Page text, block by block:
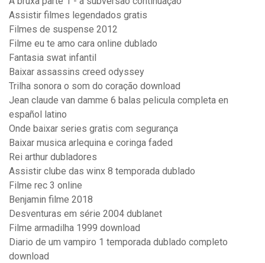
Assistir filmes legendados gratis
Filmes de suspense 2012
Filme eu te amo cara online dublado
Fantasia swat infantil
Baixar assassins creed odyssey
Trilha sonora o som do coração download
Jean claude van damme 6 balas pelicula completa en
español latino
Onde baixar series gratis com segurança
Baixar musica arlequina e coringa faded
Rei arthur dubladores
Assistir clube das winx 8 temporada dublado
Filme rec 3 online
Benjamin filme 2018
Desventuras em série 2004 dublanet
Filme armadilha 1999 download
Diario de um vampiro 1 temporada dublado completo
download